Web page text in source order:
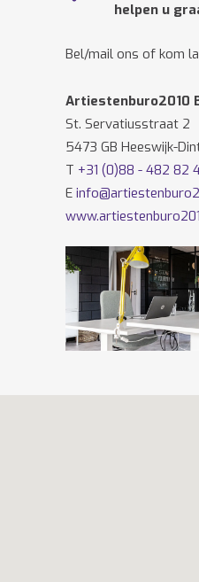
helpen u
Bel/mail ons of kom
Artiestenburo2010
St. Servatiusstraat 2
5473 GB Heeswijk-
T +31 (0)88 - 482 82
E
Volg ons ook op